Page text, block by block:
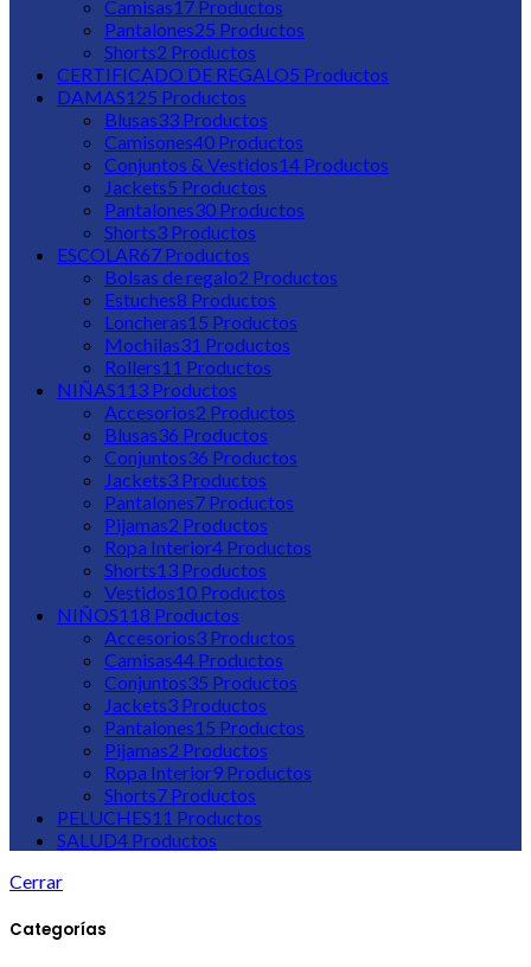
Camisas17 Productos
Pantalones25 Productos
Shorts2 Productos
CERTIFICADO DE REGALO5 Productos
DAMAS125 Productos
Blusas33 Productos
Camisones40 Productos
Conjuntos & Vestidos14 Productos
Jackets5 Productos
Pantalones30 Productos
Shorts3 Productos
ESCOLAR67 Productos
Bolsas de regalo2 Productos
Estuches8 Productos
Loncheras15 Productos
Mochilas31 Productos
Rollers11 Productos
NIÑAS113 Productos
Accesorios2 Productos
Blusas36 Productos
Conjuntos36 Productos
Jackets3 Productos
Pantalones7 Productos
Pijamas2 Productos
Ropa Interior4 Productos
Shorts13 Productos
Vestidos10 Productos
NIÑOS118 Productos
Accesorios3 Productos
Camisas44 Productos
Conjuntos35 Productos
Jackets3 Productos
Pantalones15 Productos
Pijamas2 Productos
Ropa Interior9 Productos
Shorts7 Productos
PELUCHES11 Productos
SALUD4 Productos
Cerrar
Categorías